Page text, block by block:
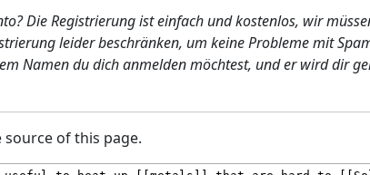
Die Registrierung ist einfach und kostenlos, wir
leider beschränken, um keine Probleme mit
Namen du dich anmelden möchtest, und er wird dir
source of this page.